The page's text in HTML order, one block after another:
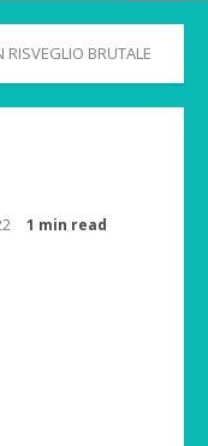
RISVEGLIO BRUTALE
1 min read